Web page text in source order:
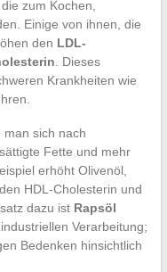
zum Kochen,
Einige von ihnen, die
den LDL-
. Dieses
Krankheiten wie
man sich nach
Fette und mehr
erhöht Olivenöl,
HDL-Cholesterin und
dazu ist Rapsöl
Verarbeitung;
Bedenken hinsichtlich